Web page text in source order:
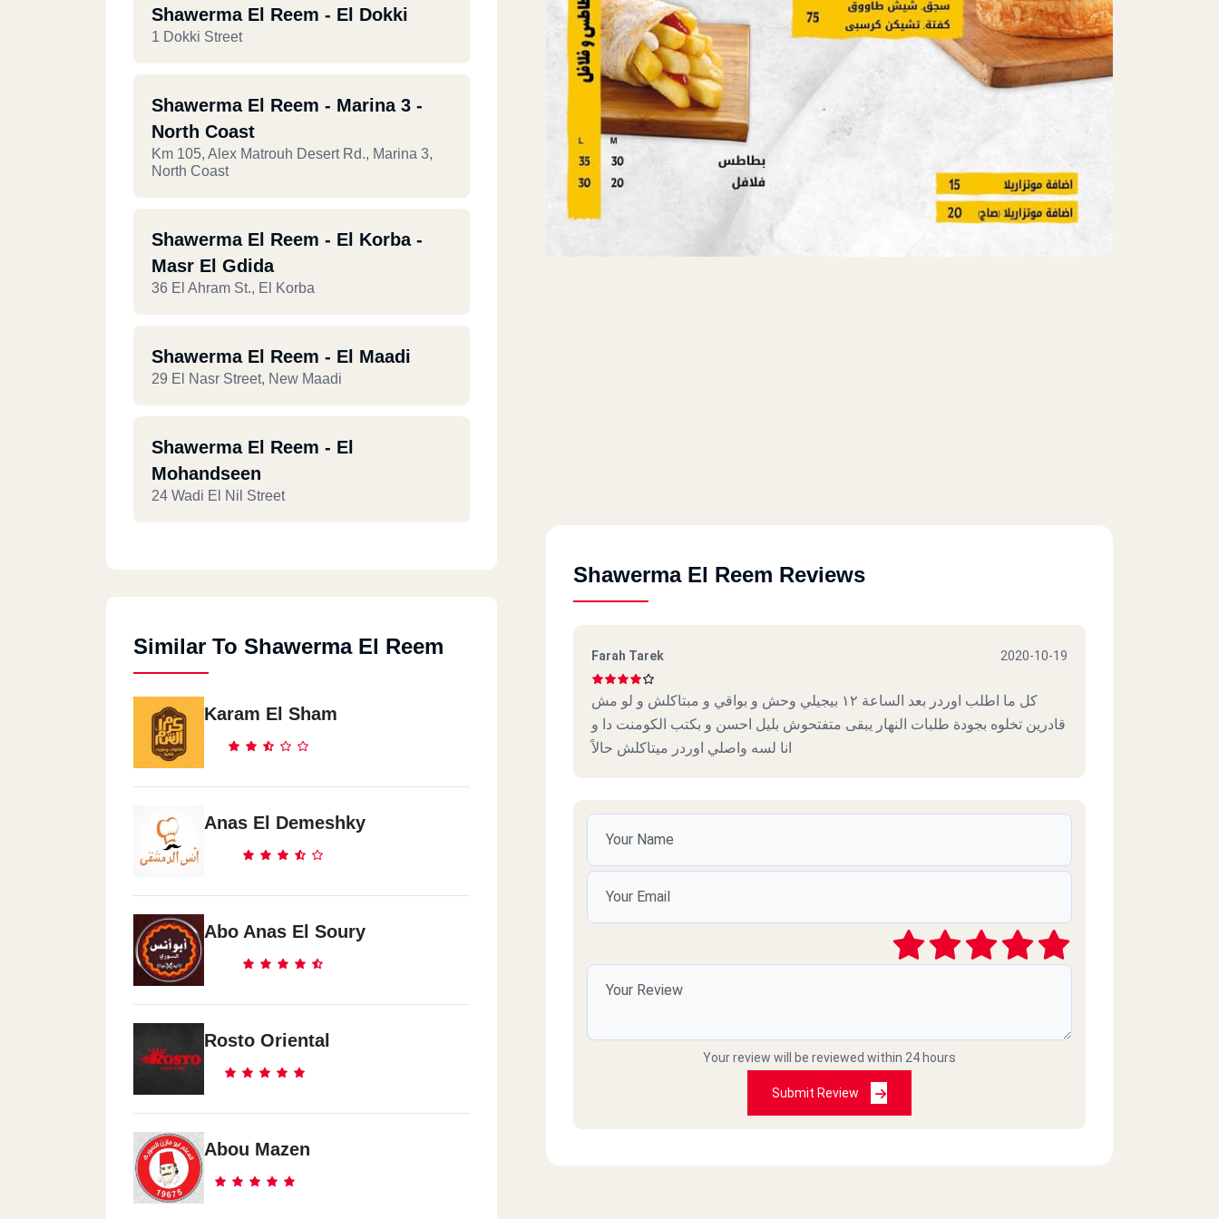
Shawerma El Reem - El Dokki
1 Dokki Street
Shawerma El Reem - Marina 3 -
North Coast
Km 105, Alex Matrouh Desert Rd., Marina 3,
North Coast
Shawerma El Reem - El Korba -
Masr El Gdida
36 El Ahram St., El Korba
Shawerma El Reem - El Maadi
29 El Nasr Street, New Maadi
Shawerma El Reem - El
Mohandseen
24 Wadi El Nil Street
32 Haram St., Mashaal
Shawerma El Reem - Saint Fatima
76 Abdel Aziz Fahmy St., Saint Fatima
Akkad
4 El Sharq Lel Taamin Buildings, 7th District
Shawerma El Reem - Nasr City
6 Hafez Ramadan St. (off Ahmed Fakhry St.)
Shawerma El Reem - Ismaileya
122 El Guish St. El Afrang District, Ismaileya
Shawerma El Reem - North Coast
Similar To Shawerma El Reem
Karam El Sham
Anas El Demeshky
Abo Anas El Soury
Rosto Oriental
Abou Mazen
Shawerma El Reem Reviews
Farah Tarek 2020-10-19
كل ما اطلب اوردر بعد الساعة ١٢ بيجيلي وحش و بواقي و مبتاكلش و لو مش
قادرين تخلوه بجودة طلبات النهار يبقى متفتحوش بليل احسن و بكتب الكومنت دا و
انا لسه واصلي اوردر ميتاكلش حالاً
Your review will be reviewed within 24 hours
Submit Review